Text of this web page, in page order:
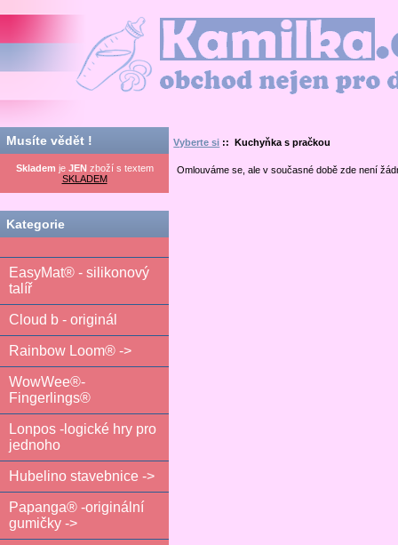
Kamilka.cz - obchod nejen pro děti
Musíte vědět !
Skladem je JENzboží s textem
SKLADEM
Kategorie
EasyMat® - silikonový
talíř
Cloud b - originál
Rainbow Loom® ->
WowWee®-
Fingerlings®
Lonpos -logické hry pro
jednoho
Hubelino stavebnice ->
Papanga® -originální
gumičky ->
Vyberte si :: Kuchyňka s pračkou
Omlouváme se, ale v současné době zde není